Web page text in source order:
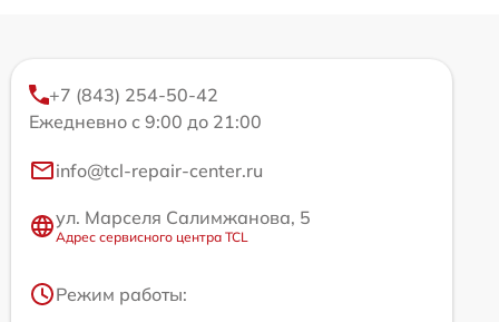
+7 (843) 254-50-42
Ежедневно с 9:00 до 21:00
info@tcl-repair-center.ru
ул. Марселя Салимжанова, 5
Адрес сервисного центра TCL
Режим работы: